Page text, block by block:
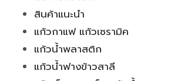
สินค้าแนะนำ
แก้วกาแฟ แก้วเซรามิค
แก้วน้ำพลาสติก
แก้วน้ำฟางข้าวสาลี